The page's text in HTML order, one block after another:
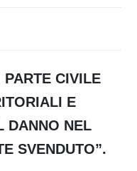
CIVILE
E
DANNO NEL
SVENDUTO”.